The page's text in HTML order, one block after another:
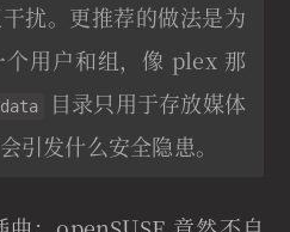
扰。更推荐的做法是为
用户和组，像 plex 那
目录只用于存放媒体
引发什么安全隐患。